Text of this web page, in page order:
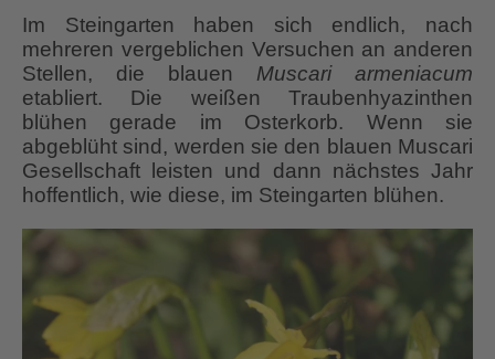
Im Steingarten haben sich endlich, nach
mehreren vergeblichen Versuchen an anderen
Stellen, die blauen Muscari armeniacum
etabliert. Die weißen Traubenhyazinthen
blühen gerade im Osterkorb. Wenn sie
abgeblüht sind, werden sie den blauen Muscari
Gesellschaft leisten und dann nächstes Jahr
hoffentlich, wie diese, im Steingarten blühen.